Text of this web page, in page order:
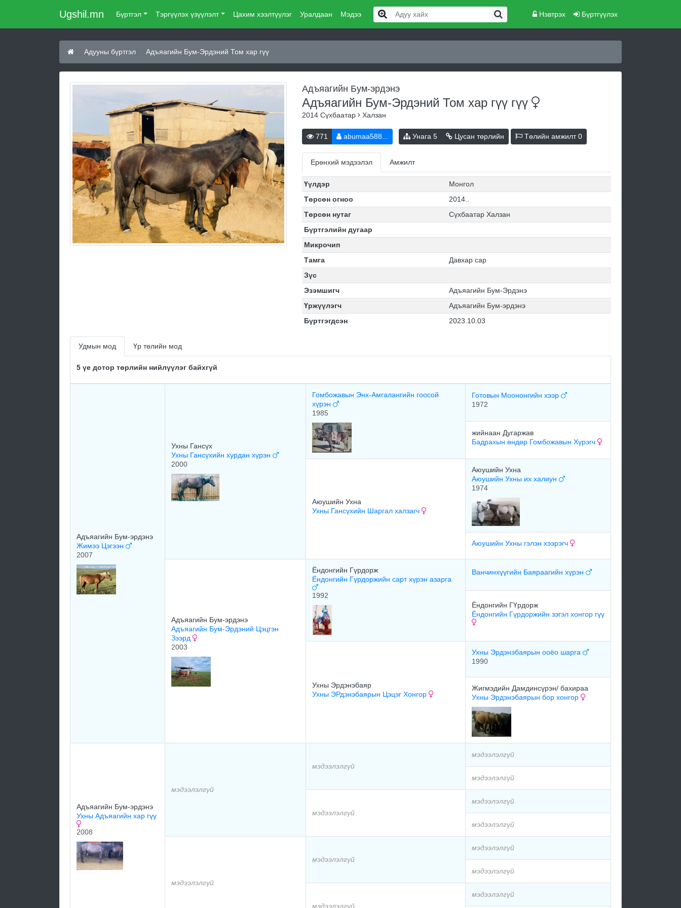
Ugshil.mn Бүртгэл Тэргүүлэх үзүүлэлт Цахим хээлтүүлэг Уралдаан Мэдээ Нэвтрэх Бүртгүүлэх
Адууны бүртгэл Адъяагийн Бум-Эрдэний Том хар гүү
Адъяагийн Бум-эрдэнэ
Адъяагийн Бум-Эрдэний Том хар гүү гүү
2014 Сүхбаатар Халзан
771 abumaa588... Унага 5 Цусан төрлийн Төлийн амжилт0
Ерөнхий мэдээлэл Амжилт
Үүлдэр
Монгол
Төрсөн огноо
2014..
Төрсөн нутаг
Сүхбаатар Халзан
Бүртгэлийн дугаар
Микрочип
Тамга
Давхар сар
Зүс
Эзэмшигч
Адъяагийн Бум-Эрдэнэ
Үржүүлэгч
Адъяагийн Бум-эрдэнэ
Бүртгэгдсэн
2023.10.03
Удмын мод Үр төлийн мод
5 үе дотор төрлийн нийлүүлэг байхгүй
Адъяагийн Бум-эрдэнэ
Жимээ Цэгээн
2007
Ухны Гансүх
Ухны Гансүхийн хурдан хүрэн
2000
Гомбожавын Энх-Амгалангийн гоосой
хүрэн
1985
Готовын Моононгийн хээр
1972
жийнаан Дугаржав
Бадрахын өндөр Гомбожавын Хүрэгч
Аюушийн Ухна
Ухны Гансүхийн Шаргал халзагч
Аюушийн Ухна
Аюушийн Ухны их халиун
1974
Аюушийн Ухны гэлэн хээрэгч
Адъяагийн Бум-эрдэнэ
Адъяагийн Бум-Эрдэний Цэцгэн
Зээрд
2003
Ёндонгийн Гүрдорж
Ёндонгийн Гүрдоржийн сарт хүрэн азарга
1992
Ванчинхүүгийн Баяраагийн хүрэн
Ёндонгийн ГҮрдорж
Ёндонгийн Гүрдоржийн зэгэл хонгор гүү
Ухны Эрдэнэбаяр
Ухны ЭРдэнэбаярын Цэцэг Хонгор
Ухны Эрдэнэбаярын ооёо шарга
1990
Жигмэдийн Дамдинсүрэн/ бахираа
Ухны Эрдэнэбаярын бор хонгор
Адъяагийн Бум-эрдэнэ
Ухны Адъяагийн хар гүү
2008
мэдээлэлгүй
мэдээлэлгүй
мэдээлэлгүй
мэдээлэлгүй
мэдээлэлгүй
мэдээлэлгүй
мэдээлэлгүй
мэдээлэлгүй
мэдээлэлгүй
мэдээлэлгүй
мэдээлэлгүй
мэдээлэлгүй
мэдээлэлгүй